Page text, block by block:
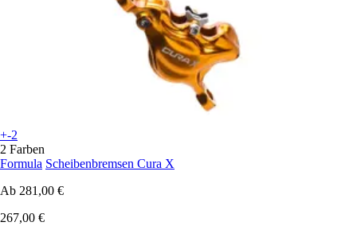
+-2
2 Farben
Formula Scheibenbremsen Cura X
Ab 281,00 €
267,00 €